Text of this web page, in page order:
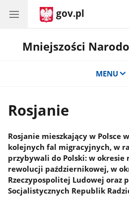
gov.pl
Mniejszości
MENU
Rosjanie
Rosjanie mieszkający w Polsce
kolejnych fal migracyjnych, w
przybywali do Polski: w okresie
rewolucji październikowej, w
Rzeczypospolitej Ludowej oraz
Socjalistycznych Republik